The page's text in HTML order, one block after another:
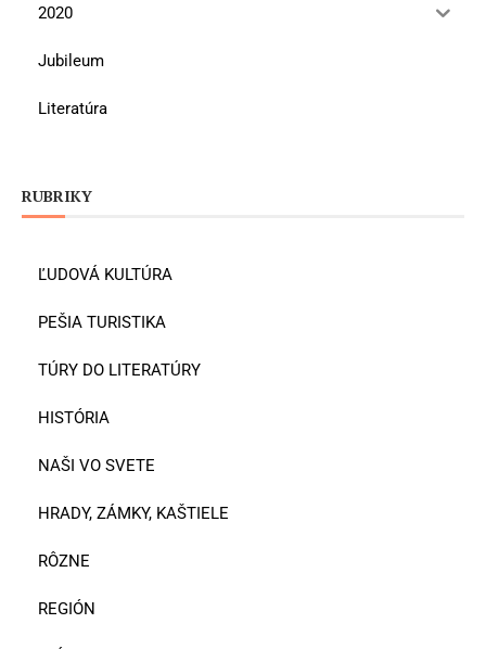
2020
Jubileum
Literatúra
RUBRIKY
ĽUDOVÁ KULTÚRA
PEŠIA TURISTIKA
TÚRY DO LITERATÚRY
HISTÓRIA
NAŠI VO SVETE
HRADY, ZÁMKY, KAŠTIELE
RÔZNE
REGIÓN